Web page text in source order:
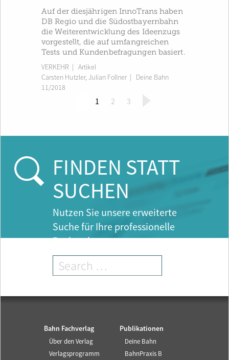
Auf der diesjährigen InnoTrans haben
DB Regio und die Südostbayernbahn
die Weiterentwicklung des Ideenzugs
vorgestellt, die auf umfangreichen
Tests und Kundenbefragungen basiert.
VERKEHR | Artikel
Carsten Hutzler,Julian Follner| Deine Bahn
11/2018
1
r
n
)
2 3
FINDEN STATT
SUCHEN
Nutzen Sie unsere erweiterte
Suche für Ihre professionelle
Recherche.
Bahn Fachverlag
Über den Verlag
Verlagsprogramm
Publikationen
Deine Bahn
BahnPraxis B